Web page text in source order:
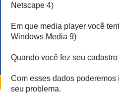
Netscape 4)
Em que media player você
Windows Media 9)
Quando você fez seu
Com esses dados
seu problema.